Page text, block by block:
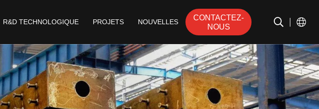
R&D TECHNOLOGIQUE PROJETS NOUVELLES
CONTACTEZ-
NOUS